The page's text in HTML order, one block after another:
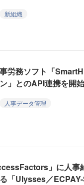
新組織
労務ソフト「
ン」とのAPI連携を開
人事データ管理
」に人事
「Ulysses／